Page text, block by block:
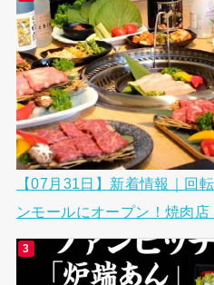
【07月31日】新着情報｜回
ンモールにオープン！焼肉